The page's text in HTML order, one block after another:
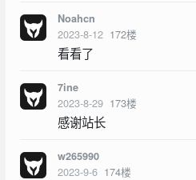
Noahcn
2023-8-12 172楼
看看了
7ine
2023-8-29 173楼
感谢站长
w265990
2023-9-6 174楼